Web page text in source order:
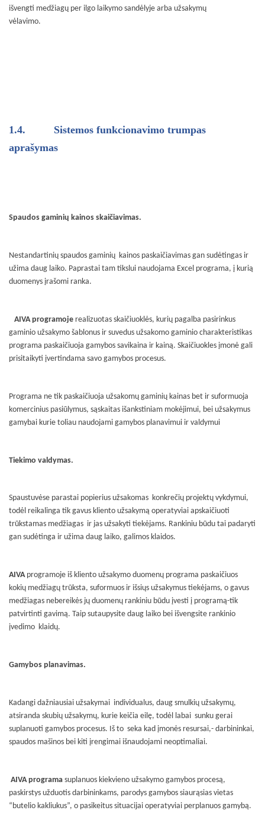
išvengti medžiagų per ilgo laikymo sandėlyje arba užsakymų
vėlavimo.
1.4.
Sistemos funkcionavimo trumpas
aprašymas
Spaudos gaminių kainos skaičiavimas.
Nestandartinių spaudos gaminių kainos paskaičiavimas gan sudėtingas ir
užima daug laiko. Paprastai tam tikslui naudojama Excel programa, į kurią
duomenys įrašomi ranka.
AIVA programoje realizuotas skaičiuoklės, kurių pagalba pasirinkus
gaminio užsakymo šablonus ir suvedus užsakomo gaminio charakteristikas
programa paskaičiuoja gamybos savikaina ir kainą. Skaičiuokles įmonė gali
prisitaikyti įvertindama savo gamybos procesus.
Programa ne tik paskaičiuoja užsakomų gaminių kainas bet ir suformuoja
komercinius pasiūlymus, sąskaitas išankstiniam mokėjimui, bei užsakymus
gamybai kurie toliau naudojami gamybos planavimui ir valdymui
Tiekimo valdymas.
Spaustuvėse parastai popierius užsakomas konkrečių projektų vykdymui,
todėl reikalinga tik gavus kliento užsakymą operatyviai apskaičiuoti
trūkstamas medžiagas ir jas užsakyti tiekėjams. Rankiniu būdu tai padaryti
gan sudėtinga ir užima daug laiko, galimos klaidos.
AIVA programoje iš kliento užsakymo duomenų programa paskaičiuos
kokių medžiagų trūksta, suformuos ir išsiųs užsakymus tiekėjams, o gavus
medžiagas nebereikės jų duomenų rankiniu būdu įvesti į programą-tik
patvirtinti gavimą. Taip sutaupysite daug laiko bei išvengsite rankinio
įvedimo klaidų.
Gamybos planavimas.
Kadangi dažniausiai užsakymai individualus, daug smulkių užsakymų,
atsiranda skubių užsakymų, kurie keičia eilę, todėl labai sunku gerai
suplanuoti gamybos procesus. Iš to seka kad įmonės resursai,- darbininkai,
spaudos mašinos bei kiti įrengimai išnaudojami neoptimaliai.
AIVA programa suplanuos kiekvieno užsakymo gamybos procesą,
paskirstys užduotis darbininkams, parodys gamybos siaurąsias vietas
“butelio kakliukus”, o pasikeitus situacijai operatyviai perplanuos gamybą.